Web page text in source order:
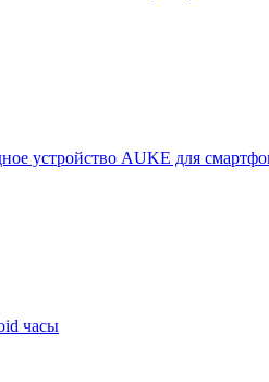
устройство AUKE для
часы